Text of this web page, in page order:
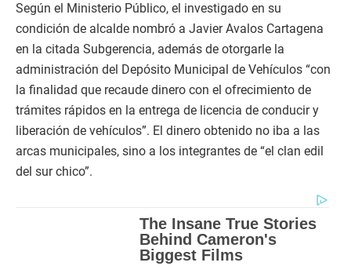
Según el Ministerio Público, el investigado en su
condición de alcalde nombró a Javier Avalos Cartagena
en la citada Subgerencia, además de otorgarle la
administración del Depósito Municipal de Vehículos “con
la finalidad que recaude dinero con el ofrecimiento de
trámites rápidos en la entrega de licencia de conducir y
liberación de vehículos”. El dinero obtenido no iba a las
arcas municipales, sino a los integrantes de “el clan edil
del sur chico”.